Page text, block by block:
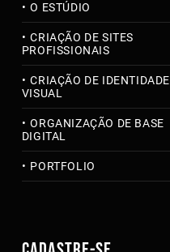
O ESTÚDIO
CRIAÇÃO DE SITES
PROFISSIONAIS
CRIAÇÃO DE IDENTIDADE
VISUAL
ORGANIZAÇÃO DE BASE
DIGITAL
PORTFOLIO